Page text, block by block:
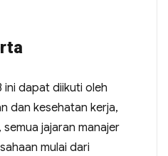
ini dapat diikuti oleh
dan kesehatan kerja,
jajaran manajer
mulai dari